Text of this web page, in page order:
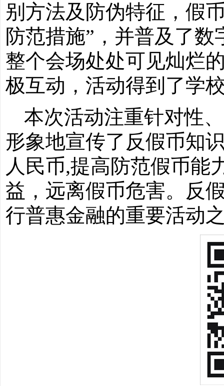
别方法及防伪特征，假
防范措施”，并普及了
整个会场处处可见灿烂
极互动，活动得到了学
本次活动注重针对性
形象地宣传了反假币知
人民币,提高防范假币能
益，远离假币危害。反
行普惠金融的重要活动